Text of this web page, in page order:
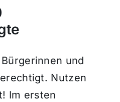
und
Nutzen
Im ersten